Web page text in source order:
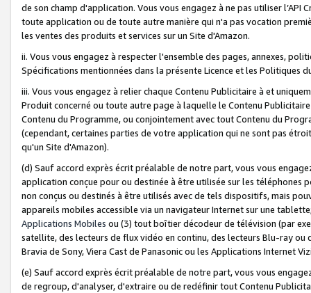
de son champ d'application. Vous vous engagez à ne pas utiliser l’API
toute application ou de toute autre manière qui n'a pas vocation
les ventes des produits et services sur un Site d'Amazon.
ii. Vous vous engagez à respecter l'ensemble des pages, annexes,
Spécifications mentionnées dans la présente Licence et les Politiques
iii. Vous vous engagez à relier chaque Contenu Publicitaire à et
Produit concerné ou toute autre page à laquelle le Contenu
Contenu du Programme, ou conjointement avec tout Contenu du
(cependant, certaines parties de votre application qui ne sont pas
qu'un Site d'Amazon).
(d) Sauf accord exprès écrit préalable de notre part, vous vous
application conçue pour ou destinée à être utilisée sur les téléphones
non conçus ou destinés à être utilisés avec de tels dispositifs, mais
appareils mobiles accessible via un navigateur Internet sur une
Applications Mobiles ou (3) tout boîtier décodeur de télévision (par
satellite, des lecteurs de flux vidéo en continu, des lecteurs Blu-ray
Bravia de Sony, Viera Cast de Panasonic ou les Applications Internet
(e) Sauf accord exprès écrit préalable de notre part, vous vous
de regroup, d'analyser, d'extraire ou de redéfinir tout Contenu